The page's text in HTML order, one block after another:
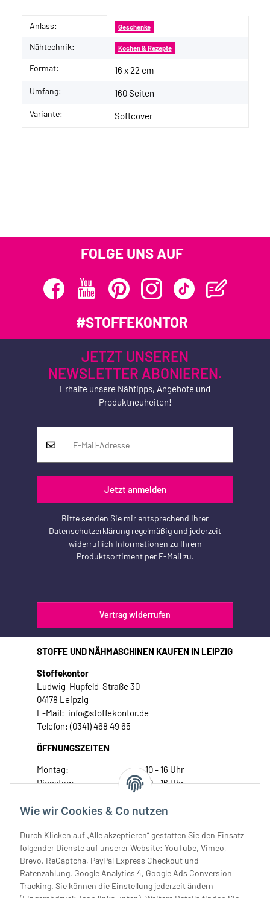
Wie wir Cookies & Co nutzen
Durch Klicken auf „Alle akzeptieren“ gestatten Sie den Einsatz
folgender Dienste auf unserer Website: YouTube, Vimeo,
Brevo, ReCaptcha, PayPal Express Checkout und
Ratenzahlung, Google Analytics 4, Google Ads Conversion
Tracking. Sie können die Einstellung jederzeit ändern
Produkteigenschaft
Wert
Anlass: Geschenke
Nähtechnik: Kochen & Rezepte
Format: 16 x 22 cm
Umfang: 160 Seiten
Variante: Softcover
FOLGE UNS AUF
#STOFFEKONTOR
JETZT UNSEREN
NEWSLETTER ABONIEREN.
Erhalte unsere Nähtipps, Angebote und
Produktneuheiten!
Jetzt anmelden
Bitte senden Sie mir entsprechend Ihrer
Datenschutzerklärung regelmäßig und jederzeit
widerruflich Informationen zu Ihrem
Produktsortiment per E-Mail zu.
Vertrag widerrufen
STOFFE UND NÄHMASCHINEN KAUFEN IN LEIPZIG
Stoffekontor
Ludwig-Hupfeld-Straße 30
04178 Leipzig
E-Mail: info@stoffekontor.de
Telefon: (0341) 468 49 65
ÖFFNUNGSZEITEN
Montag:
10 - 16 Uhr
Dienstag:
10 - 16 Uhr
Donnerstag:
10 - 18 Uhr
Samstag:
10 - 14 Uhr
Unser Service
Rechtliches